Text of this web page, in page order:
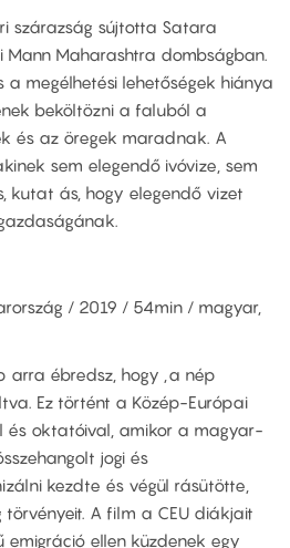
szárazság sújtotta Satara
Mann Maharashtra dombságban.
a megélhetési lehetőségek hiánya
beköltözni a faluból a
és az öregek maradnak. A
sem elegendő ivóvize, sem
kutat ás, hogy elegendő vizet
/ 2019 / 54min / magyar,
arra ébredsz, hogy „a nép
Ez történt a Közép-Európai
és oktatóival, amikor a magyar-
jogi és
kezdte és végül rásütötte,
törvényeit. A film a CEU diákjait
emigráció ellen küzdenek egy